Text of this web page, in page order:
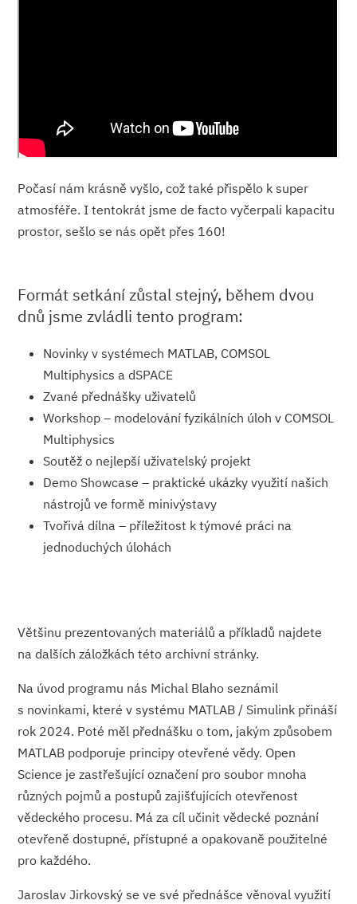
Počasí nám krásně vyšlo, což také přispělo k super
atmosféře. I tentokrát jsme de facto vyčerpali kapacitu
prostor, sešlo se nás opět přes 160!
Formát setkání zůstal stejný, během dvou
dnů jsme zvládli tento program:
Novinky v systémech MATLAB, COMSOL
Multiphysics a dSPACE
Zvané přednášky uživatelů
Workshop – modelování fyzikálních úloh v COMSOL
Multiphysics
Soutěž o nejlepší uživatelský projekt
Demo Showcase – praktické ukázky využití našich
nástrojů ve formě minivýstavy
Tvořivá dílna – příležitost k týmové práci na
jednoduchých úlohách
Většinu prezentovaných materiálů a příkladů najdete
na dalších záložkách této archivní stránky.
Na úvod programu nás Michal Blaho seznámil
s novinkami, které v systému MATLAB / Simulink přináší
rok 2024. Poté měl přednášku o tom, jakým způsobem
MATLAB podporuje principy otevřené vědy. Open
Science je zastřešující označení pro soubor mnoha
různých pojmů a postupů zajišťujících otevřenost
vědeckého procesu. Má za cíl učinit vědecké poznání
otevřeně dostupné, přístupné a opakovaně použitelné
pro každého.
Jaroslav Jirkovský se ve své přednášce věnoval využití